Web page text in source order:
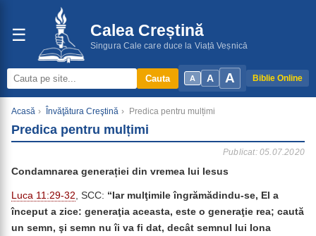
☰ Calea Creștină
Singura Cale care duce la Viață Veșnică
A A A Biblie Online
Cauta
Acasă › Învăţătura Creştină › Predica pentru mulțimi
Predica pentru mulțimi
Publicat: 05.07.2020
Condamnarea generației din vremea lui Iesus
Luca 11:29-32, SCC: “Iar mulţimile îngrămădindu-se, El a
început a zice: generaţia aceasta, este o generaţie rea; caută
un semn, şi semn nu îi va fi dat, decât semnul lui Iona